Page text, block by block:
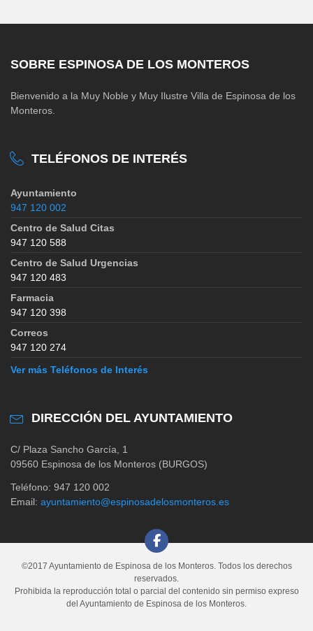
SOBRE ESPINOSA DE LOS MONTEROS
Bienvenido a la Muy Noble y Muy Ilustre Villa de Espinosa de los
Monteros.
TELÉFONOS DE INTERÉS
Ayuntamiento
947 120 002
Centro de Salud Citas
947 120 588
Centro de Salud Urgencias
947 120 483
Farmacia
947 120 398
Correos
947 120 274
Ver más Teléfonos de Interés
DIRECCIÓN DEL AYUNTAMIENTO
C/ Plaza Sancho García, 1
09560 Espinosa de los Monteros (BURGOS)
Teléfono: 947 120 002
Email: ayuntamiento@espinosadelosmonteros.es
©2017 Ayuntamiento de Espinosa de los Monteros. Todos los derechos
reservados.
Prohibida la reproducción total o parcial del contenido sin permiso expreso
del Ayuntamiento de Espinosa de los Monteros.